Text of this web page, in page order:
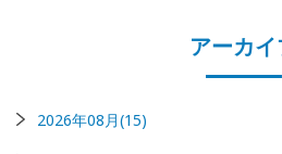
アーカ
2026年08月(15)